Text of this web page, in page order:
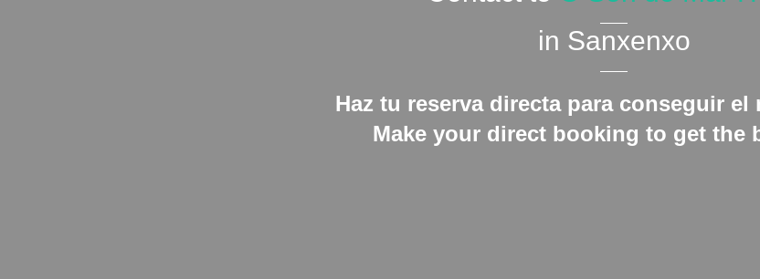
in Sanxenxo
Haz tu reserva directa para conseguir el
Make your direct booking to get the